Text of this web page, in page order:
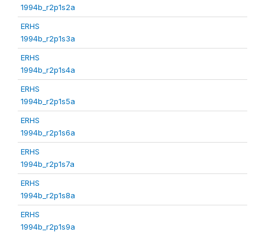
1994b_r2p1s2a
ERHS
1994b_r2p1s3a
ERHS
1994b_r2p1s4a
ERHS
1994b_r2p1s5a
ERHS
1994b_r2p1s6a
ERHS
1994b_r2p1s7a
ERHS
1994b_r2p1s8a
ERHS
1994b_r2p1s9a